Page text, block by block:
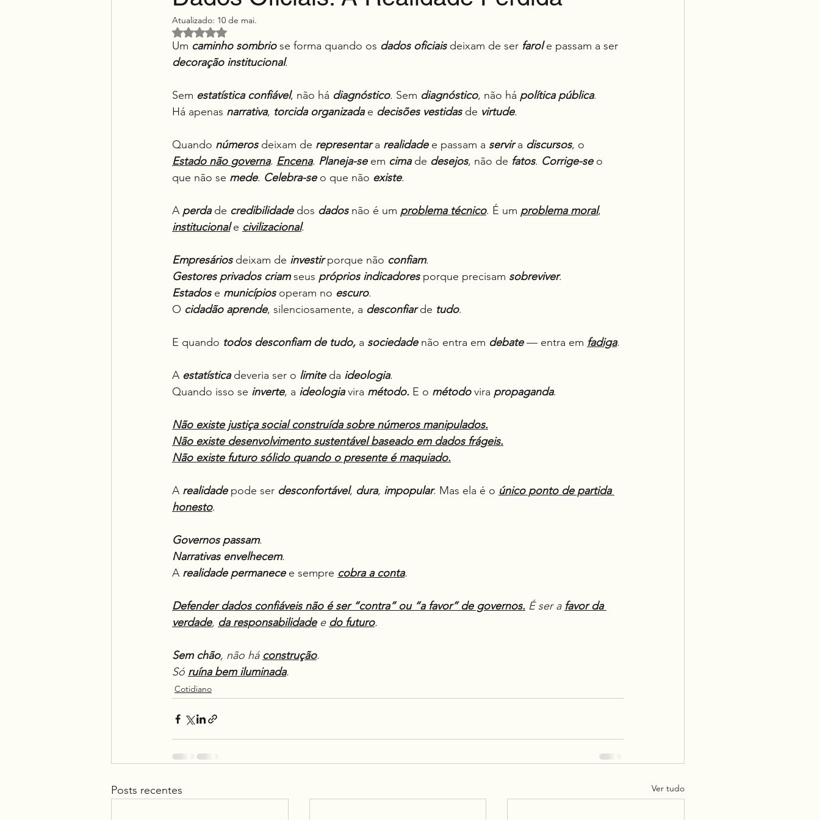
Atualizado: 10 de mai.
Avaliado com NaN de 5 estrelas.
Um caminho sombrio se forma quando os dados oficiais deixam de ser farol e passam a ser
decoração institucional.
Sem estatística confiável, não há diagnóstico. Sem diagnóstico, não há política pública.
Há apenas narrativa, torcida organizada e decisões vestidas de virtude.
Quando números deixam de representar a realidade e passam a servir a discursos, o
Estado não governa. Encena. Planeja-se em cima de desejos, não de fatos. Corrige-se o
que não se mede. Celebra-se o que não existe.
A perda de credibilidade dos dados não é um problema técnico. É um problema moral,
institucional e civilizacional.
Empresários deixam de investir porque não confiam.
Gestores privados criam seus próprios indicadores porque precisam sobreviver.
Estados e municípios operam no escuro.
O cidadão aprende, silenciosamente, a desconfiar de tudo.
E quando todos desconfiam de tudo, a sociedade não entra em debate — entra em fadiga.
A estatística deveria ser o limite da ideologia.
Quando isso se inverte, a ideologia vira método. E o método vira propaganda.
Não existe justiça social construída sobre números manipulados.
Não existe desenvolvimento sustentável baseado em dados frágeis.
Não existe futuro sólido quando o presente é maquiado.
A realidade pode ser desconfortável, dura, impopular. Mas ela é o único ponto de partida
honesto.
Governos passam.
Narrativas envelhecem.
A realidade permanece e sempre cobra a conta.
Defender dados confiáveis não é ser “contra” ou “a favor” de governos. É ser a favor da
verdade, da responsabilidade e do futuro.
Sem chão, não há construção.
Só ruína bem iluminada.
Cotidiano
Posts recentes Ver tudo